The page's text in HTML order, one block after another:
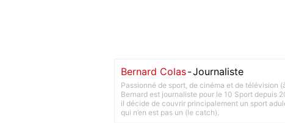
Bernard Colas-Journaliste
Passionné de sport, de cinéma et de télévision
Bernard est journaliste pour le 10 Sport depuis
il décide de couvrir principalement un sport
qui n’en est pas un (le catch).